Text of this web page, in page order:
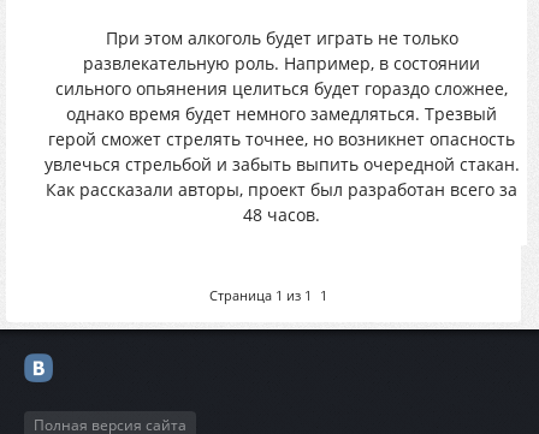
При этом алкоголь будет играть не только
развлекательную роль. Например, в состоянии
сильного опьянения целиться будет гораздо сложнее,
однако время будет немного замедляться. Трезвый
герой сможет стрелять точнее, но возникнет опасность
увлечься стрельбой и забыть выпить очередной стакан.
Как рассказали авторы, проект был разработан всего за
48 часов.
Страница 1 из 1 1
Полная версия сайта